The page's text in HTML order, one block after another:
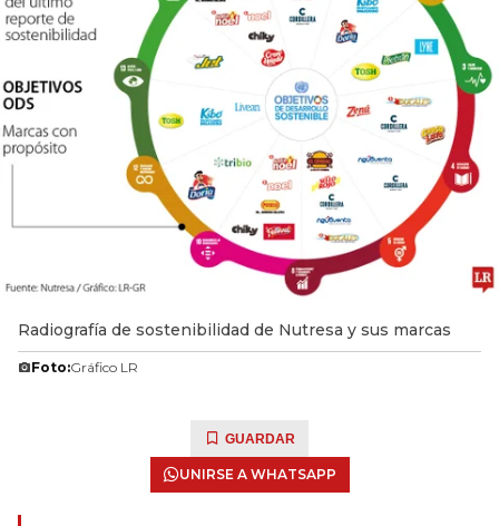
Radiografía de sostenibilidad de Nutresa y sus marcas
Foto:Gráfico LR
GUARDAR
UNIRSE A WHATSAPP